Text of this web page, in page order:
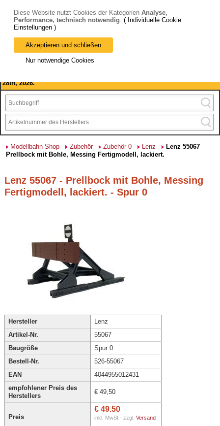
Bitte beachten Sie: wir machen Betriebsferien, vom 03. bis 28.
August 2026 haben wir geschlossen.
28th, 2026.
Modellbahn-Shop Zubehör Zubehör 0 Lenz
Lenz 55067
Prellbock mit Bohle, Messing Fertigmodell, lackiert.
Lenz 55067 - Prellbock mit Bohle, Messing
Fertigmodell, lackiert. - Spur 0
Hersteller
Lenz
Artikel-Nr.
55067
Baugröße
Spur 0
Bestell-Nr.
526-55067
EAN
4044955012431
empfohlener Preis des
Herstellers
€ 49,50
Preis
€ 49.50
inkl. MwSt - zzgl. Versand
Diese Website nutzt Cookies der Kategorien Analyse,
Performance, technisch notwendig. ( Individuelle Cookie
Einstellungen )
Akzeptieren und schließen
Nur notwendige Cookies